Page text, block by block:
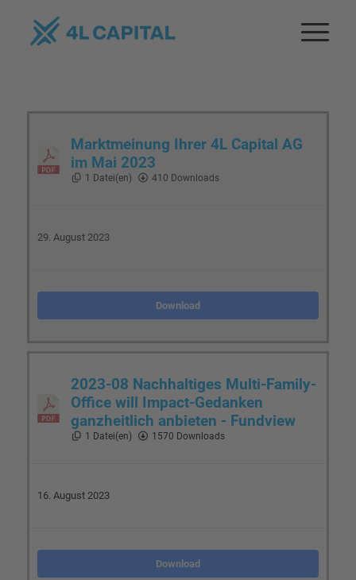
Marktmeinung Ihrer 4L Capital AG
im Mai 2023
1 Datei(en) 410 Downloads
29. August 2023
Download
2023-08 Nachhaltiges Multi-Family-
Office will Impact-Gedanken
ganzheitlich anbieten - Fundview
1 Datei(en) 1570 Downloads
16. August 2023
Download